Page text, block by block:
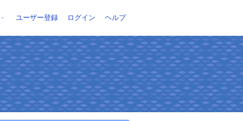
ユーザー登録 ログイン ヘルプ